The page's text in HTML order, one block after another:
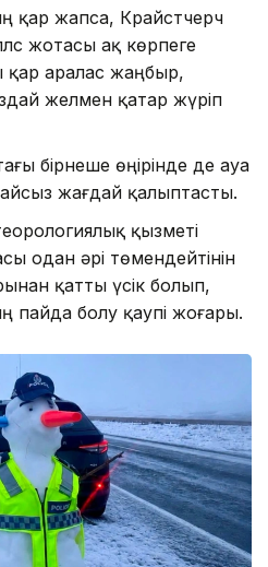
қар жапса, Крайстчерч
жотасы ақ көрпеге
аралас жаңбыр,
желмен қатар жүріп
бірнеше өңірінде де ауа
жағдай қалыптасты.
қызметі
одан әрі төмендейтінін
қатты үсік болып,
пайда болу қаупі жоғары.